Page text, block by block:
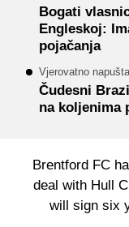
Bogati
Engleskoj:
pojačanja
Vjerovatno
Čudesni
na koljenima
Brentford FC
deal with Hull
will sign six